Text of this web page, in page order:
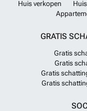
Huis verkopen
GRATIS
Gratis
Gratis
Gratis
Gratis